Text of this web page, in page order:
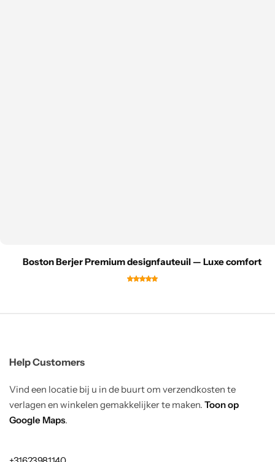
Boston Berjer Premium designfauteuil — Luxe comfort
Help Customers
Vind een locatie bij u in de buurt om verzendkosten te
verlagen en winkelen gemakkelijker te maken. Toon op
Google Maps.